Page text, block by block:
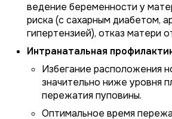
ведение беременности у
риска (с сахарным диабетом,
гипертензией), отказ матери
Интранатальная
Избегание расположения
значительно ниже уровня
пережатия пуповины.
Оптимальное время